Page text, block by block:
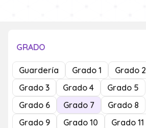
GRADO
Guardería Grado 1
Grado 2
Grado 3
Grado 4
Grado 5
Grado 6
Grado 7
Grado 8
Grado 9
Grado 10
Grado 11